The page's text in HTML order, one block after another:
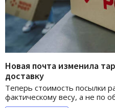
Новая почта изменила
доставку
Теперь стоимость посылки
фактическому весу, а не по